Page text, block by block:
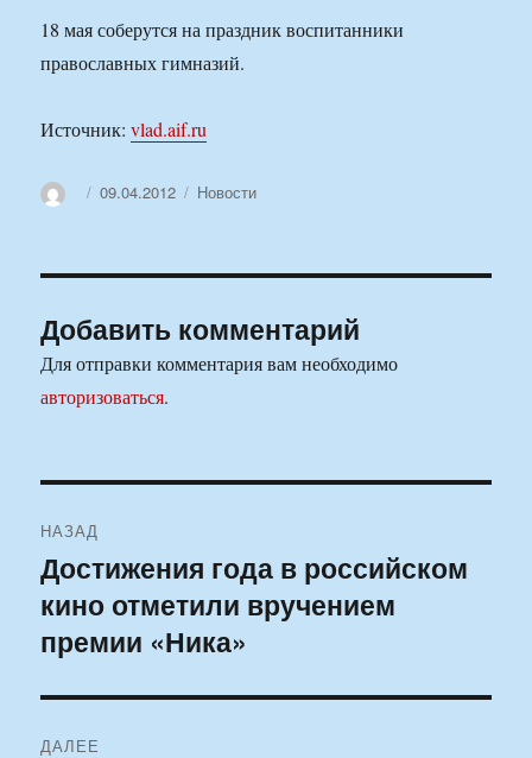
18 мая соберутся на праздник воспитанники
православных гимназий.
Источник:vlad.aif.ru
АвторОпубликовано
09.04.2012 Рубрики
Новости
Добавить комментарий
Для отправки комментария вам необходимо
авторизоваться.
по
записям
НАЗАД
Предыдущая
запись:
Достижения года в российском
кино отметили вручением
премии «Ника»
ДАЛЕЕ